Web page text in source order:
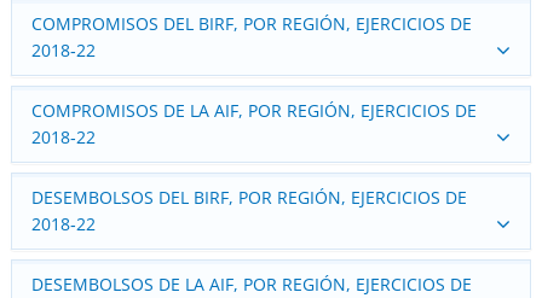
COMPROMISOS DEL BIRF, POR REGIÓN, EJERCICIOS DE
2018‑22
COMPROMISOS DE LA AIF, POR REGIÓN, EJERCICIOS DE
2018‑22
DESEMBOLSOS DEL BIRF, POR REGIÓN, EJERCICIOS DE
2018‑22
DESEMBOLSOS DE LA AIF, POR REGIÓN, EJERCICIOS DE